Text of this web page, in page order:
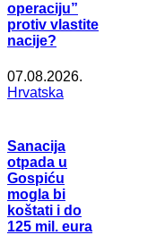
operaciju”
protiv vlastite
nacije?
07.08.2026.
Hrvatska
Sanacija
otpada u
Gospiću
mogla bi
koštati i do
125 mil. eura